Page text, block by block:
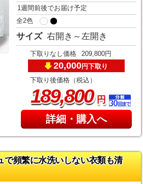
1週間前後でお届け予定
全2色
サイズ 右開き～左開き
下取りなし価格 209,800円
20,000円下取り
下取り後価格（税込）
189,800円
詳細・購入へ
で頻繁に水洗いしない衣類も清